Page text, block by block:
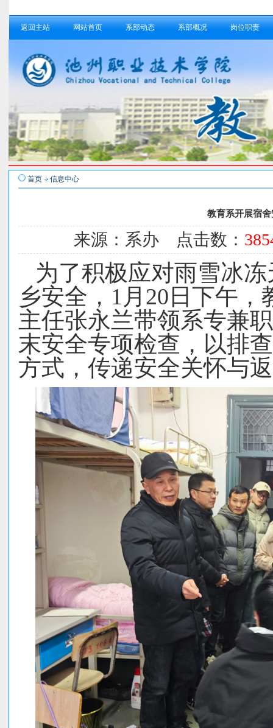
返回主站 网站首页 系部动态 系部概况 岗位职责
首页 信息中心
教育系开展宿
来源：系办 点击数：
为了积极应对雨雪冰
乡安全， 1 月 20 日下午，
主任张永兰带领系专兼职
末安全专项检查，以排
方式，传递安全关怀与